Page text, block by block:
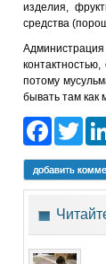
изделия,
средства
потому
бывать там как
добавить